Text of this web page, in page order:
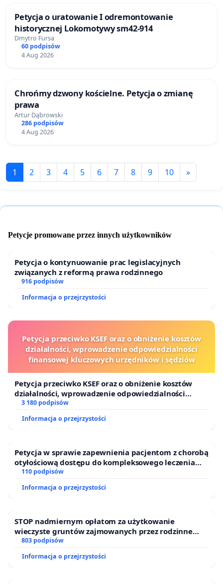
Petycja o uratowanie I odremontowanie
historycznej Lokomotywy sm42-914
Dmytro Fursa
60 podpisów
4 Aug 2026
Chrońmy dzwony kościelne. Petycja o zmianę
prawa
Artur Dąbrowski
286 podpisów
4 Aug 2026
1 2 3 4 5 6 7 8 9 10 »
Petycje promowane przez innych użytkowników
Petycja o kontynuowanie prac legislacyjnych
związanych z reformą prawa rodzinnego
916 podpisów
Informacja o przejrzystości
Petycja przeciwko KSEF oraz o obniżenie kosztów
działalności, wprowadzenie odpowiedzialności
finansowej kluczowych urzędników i sędziów
Petycja przeciwko KSEF oraz o obniżenie kosztów
działalności, wprowadzenie odpowiedzialności
finansowej kluczowych urzędników i sędziów
3 180 podpisów
Informacja o przejrzystości
Petycja w sprawie zapewnienia pacjentom z chorobą
otyłościową dostępu do kompleksowego leczenia
oraz programów profilaktycznych.
110 podpisów
Informacja o przejrzystości
STOP nadmiernym opłatom za użytkowanie
wieczyste gruntów zajmowanych przez rodzinne
ogrody działkowe.
803 podpisów
Informacja o przejrzystości